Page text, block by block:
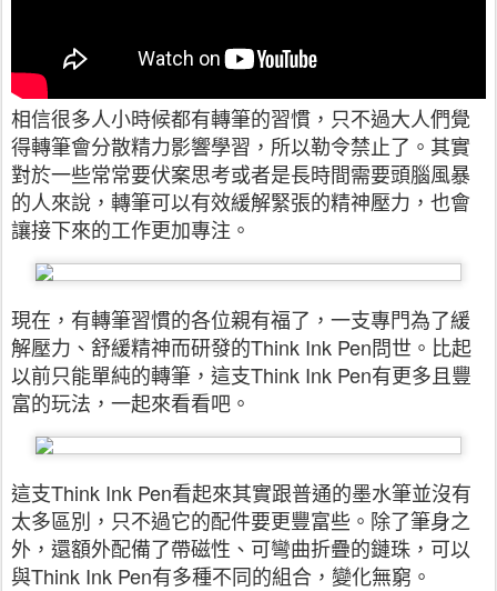
相信很多人小時候都有轉筆的習慣，只不過大人們覺
得轉筆會分散精力影響學習，所以勒令禁止了。其實
對於一些常常要伏案思考或者是長時間需要頭腦風暴
的人來說，轉筆可以有效緩解緊張的精神壓力，也會
讓接下來的工作更加專注。
現在，有轉筆習慣的各位親有福了，一支專門為了緩
解壓力、舒緩精神而研發的Think Ink Pen問世。比起
以前只能單純的轉筆，這支Think Ink Pen有更多且豐
富的玩法，一起來看看吧。
這支Think Ink Pen看起來其實跟普通的墨水筆並沒有
太多區別，只不過它的配件要更豐富些。除了筆身之
外，還額外配備了帶磁性、可彎曲折疊的鏈珠，可以
與Think Ink Pen有多種不同的組合，變化無窮。